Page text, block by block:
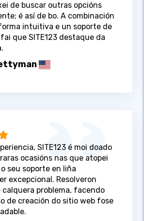
de buscar outras opcións
é así de bo. A combinación
intuitiva e un soporte de
que SITE123 destaque da
SITE123 é moi doado
ocasións nas que atopei
seu soporte en liña
excepcional. Resolveron
problema, facendo
de creación do sitio web fose